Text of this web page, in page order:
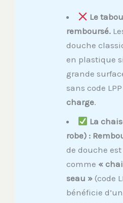
Le
remboursé.
douche
en plastique
grande
sans code
charge.
La
robe) :
de douche
comme «
seau »(code
bénéficie